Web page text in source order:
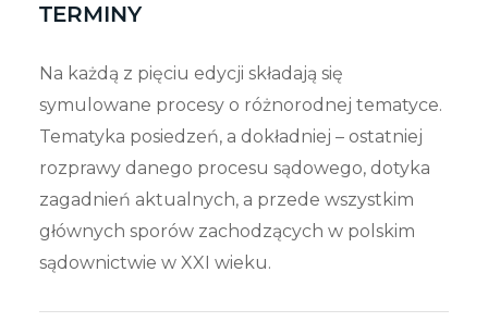
TERMINY
Na każdą z pięciu edycji składają się
symulowane procesy o różnorodnej tematyce.
Tematyka posiedzeń, a dokładniej – ostatniej
rozprawy danego procesu sądowego, dotyka
zagadnień aktualnych, a przede wszystkim
głównych sporów zachodzących w polskim
sądownictwie w XXI wieku.